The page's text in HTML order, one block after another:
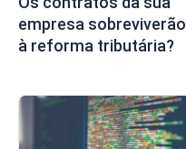
empresa sobreviverão
à reforma tributária?